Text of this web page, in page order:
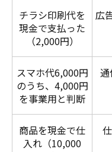
チラシ印刷代を
現金で支払った
（2,000円）
広
スマホ代6,000円
のうち、4,000円
を事業用と判断
商品を現金で仕
入れ（10,000